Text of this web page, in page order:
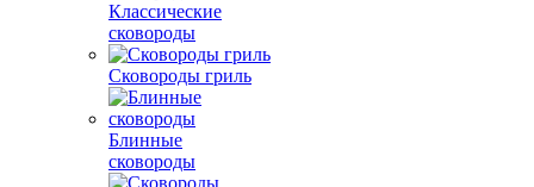
Классические
сковороды
Сковороды гриль
Блинные
сковороды